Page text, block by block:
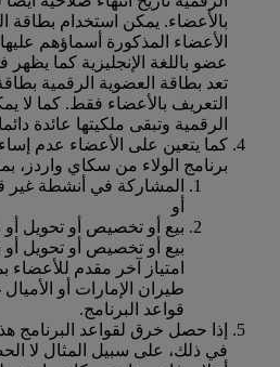
بالأعضاء. يمكن استخدام بطاقة
الأعضاء المذكورة أسماؤهم
عضو باللغة الإنجليزية كما
تعد بطاقة العضوية الرقمية
التعريف بالأعضاء فقط. كما لا
الرقمية وتبقى ملكيتها عائدة
كما يتعين على الأعضاء عدم
برنامج الولاء من سكاي واردز،
المشاركة في أنشطة غير
أو
بيع أو تخصيص أو تحويل
بيع أو تخصيص أو تحويل أو
امتياز آخر مقدم
طيران الإمارات أو
قواعد البرنامج.
إذا حصل خرق لقواعد البرنامج